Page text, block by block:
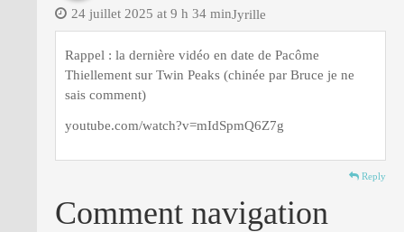
Jyrille
24 juillet 2025 at 9 h 34 min
Rappel : la dernière vidéo en date de Pacôme
Thiellement sur Twin Peaks (chinée par Bruce je ne
sais comment)
youtube.com/watch?v=mIdSpmQ6Z7g
Reply
Comment navigation